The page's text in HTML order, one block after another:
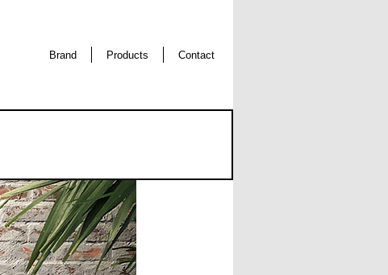
Brand Products Contact